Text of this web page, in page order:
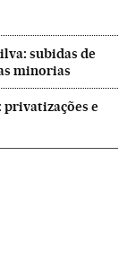
subidas de
minorias
e